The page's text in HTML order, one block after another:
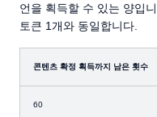
언을 획득할 수 있는 양입
토큰 1개와 동일합니다.
콘텐츠 확정 획득까지 남은 횟수
60